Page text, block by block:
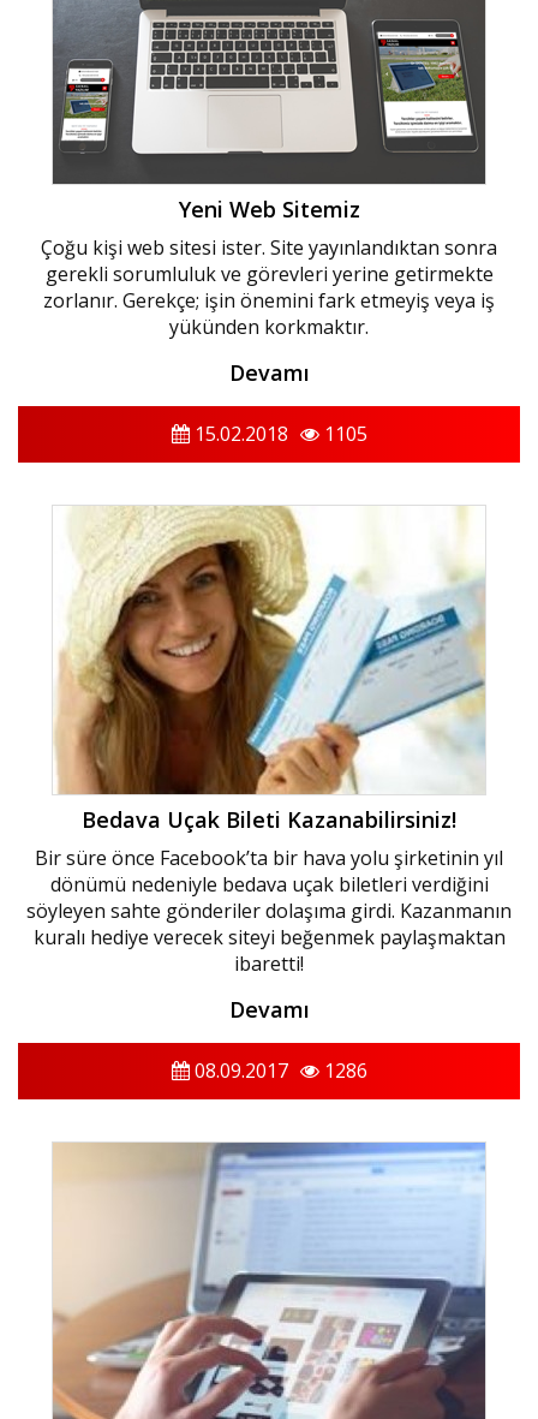
Yeni Web Sitemiz
Çoğu kişi web sitesi ister. Site yayınlandıktan sonra
gerekli sorumluluk ve görevleri yerine getirmekte
zorlanır. Gerekçe; işin önemini fark etmeyiş veya iş
yükünden korkmaktır.
Devamı
15.02.2018 1105
Bedava Uçak Bileti Kazanabilirsiniz!
Bir süre önce Facebook’ta bir hava yolu şirketinin yıl
dönümü nedeniyle bedava uçak biletleri verdiğini
söyleyen sahte gönderiler dolaşıma girdi. Kazanmanın
kuralı hediye verecek siteyi beğenmek paylaşmaktan
ibaretti!
Devamı
08.09.2017 1286